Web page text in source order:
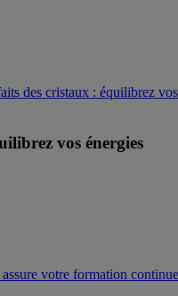
des cristaux : équilibrez vos
vos énergies
votre formation